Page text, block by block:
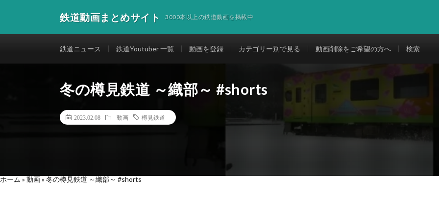
鉄道動画まとめサイト 3000本以上の鉄道動画を掲載中
鉄道ニュース 鉄道Youtuber 一覧 動画を登録 カテゴリー別で見る 動画削除をご希望の方へ 検索
冬の樽見鉄道 ～織部～ #shorts
2023.02.08 動画 樽見鉄道
ホーム » 動画» 冬の樽見鉄道 ～織部～ #shorts